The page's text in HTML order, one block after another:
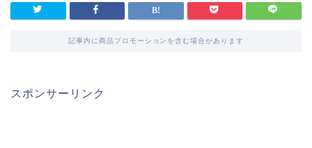
記事内に商品プロモーションを含む場合があります
スポンサーリンク